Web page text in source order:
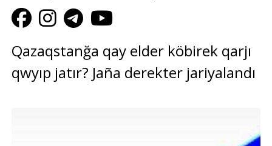
Qazaqstanğa qay elder köbirek qarjı
qwyıp jatır? Jaña derekter jariyalandı